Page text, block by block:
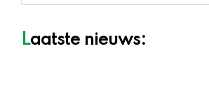
op
website
Laatste nieuws: